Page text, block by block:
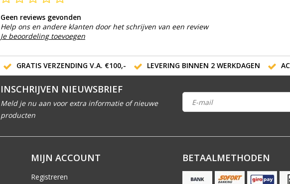
Geen reviews gevonden
Help ons en andere klanten door het schrijven van een review
Je beoordeling toevoegen
GRATIS VERZENDING V.A. €100,- LEVERING BINNEN 2 WERKDAGEN
INSCHRIJVEN NIEUWSBRIEF
Meld je nu aan voor extra informatie of nieuwe
producten
MIJN ACCOUNT
Registreren
BETAALMETHODEN